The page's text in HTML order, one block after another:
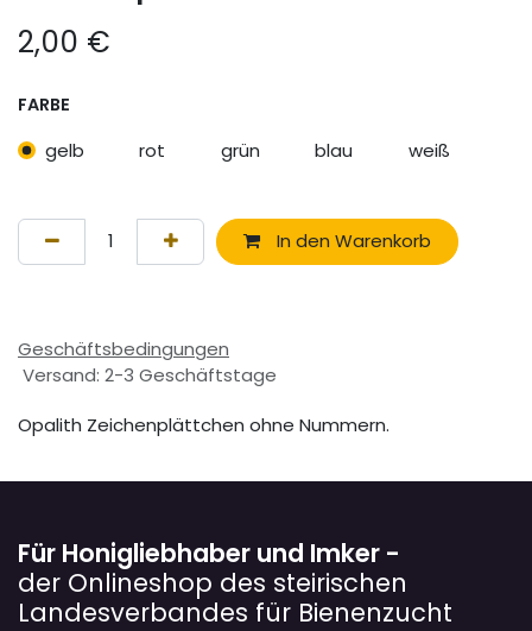
2,00 €
FARBE
gelb rot grün blau weiß
In den Warenkorb
Geschäftsbedingungen
Versand: 2-3 Geschäftstage
Opalith Zeichenplättchen ohne Nummern.
Für Honigliebhaber und Imker -
der Onlineshop des steirischen
Landesverbandes für Bienenzucht